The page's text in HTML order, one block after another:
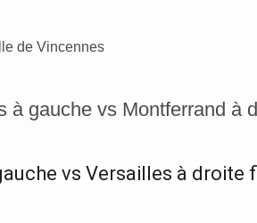
de Vincennes
à gauche vs Montferrand à
vs Versailles à droite